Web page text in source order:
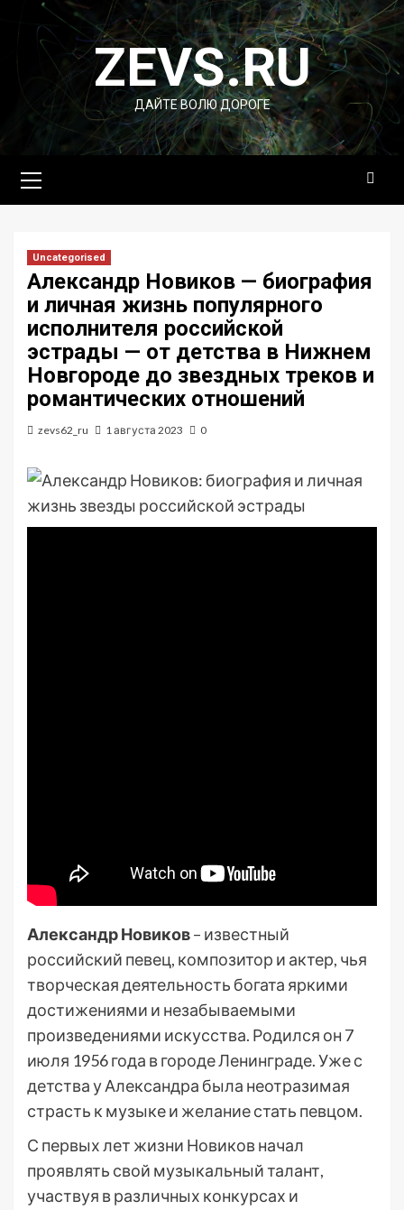
Перейти
содержимомуZEVS.RU
ДАЙТЕ ВОЛЮ ДОРОГЕ
меню
Uncategorised
Александр Новиков — биография
и личная жизнь популярного
исполнителя российской
эстрады — от детства в Нижнем
Новгороде до звездных треков и
романтических отношений
zevs62_ru 1 августа 2023 0
Александр Новиков– известный
российский певец, композитор и актер, чья
творческая деятельность богата яркими
достижениями и незабываемыми
произведениями искусства. Родился он 7
июля 1956 года в городе Ленинграде. Уже с
детства у Александра была неотразимая
страсть к музыке и желание стать певцом.
С первых лет жизни Новиков начал
проявлять свой музыкальный талант,
участвуя в различных конкурсах и